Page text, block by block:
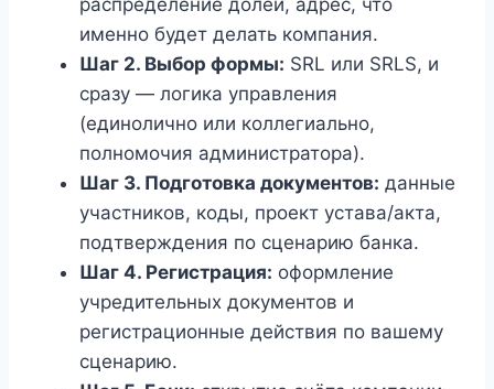
распределение долей, адрес, что
именно будет делать компания.
Шаг 2. Выбор формы: SRL или SRLS, и
сразу — логика управления
(единолично или коллегиально,
полномочия администратора).
Шаг 3. Подготовка документов: данные
участников, коды, проект устава/акта,
подтверждения по сценарию банка.
Шаг 4. Регистрация: оформление
учредительных документов и
регистрационные действия по вашему
сценарию.